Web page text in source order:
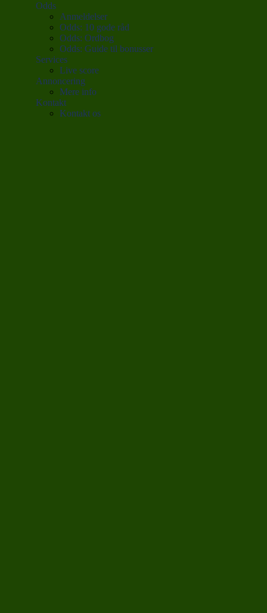
Odds
Anmeldelser
Odds: 10 gode råd
Odds: Ordbog
Odds: Guide til bonusser
Services
Live score
Annoncering
Mere info
Kontakt
Kontakt os